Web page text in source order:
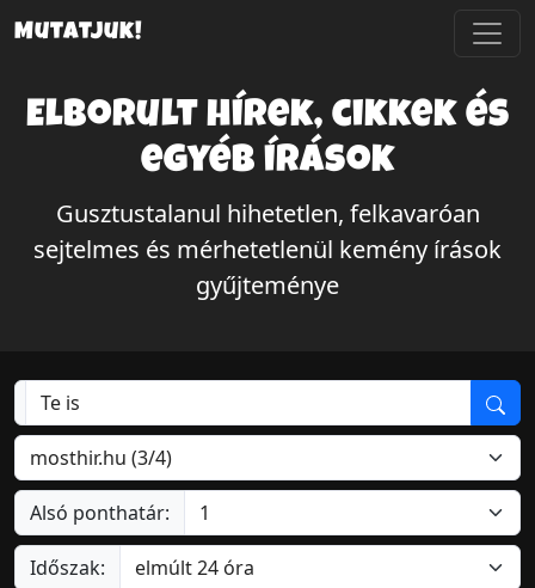
Mutatjuk!
Elborult hírek, cikkek és
egyéb írások
Gusztustalanul hihetetlen, felkavaróan
sejtelmes és mérhetetlenül kemény írások
gyűjteménye
Alsó ponthatár:
Időszak: